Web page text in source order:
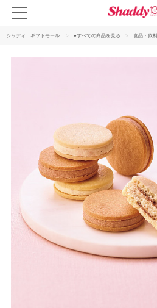
シャディ ギフトモール ●すべての商品を見る 食品・飲料